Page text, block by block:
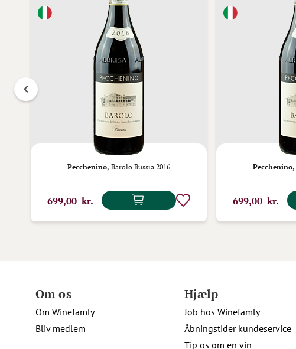
Pecchenino, Barolo Bussia 2016
699,00 kr.
Pecchenino,
699,00 kr.
Om os
Om Winefamly
Bliv medlem
Hjælp
Job hos Winefamly
Åbningstider kundeservice
Tip os om en vin